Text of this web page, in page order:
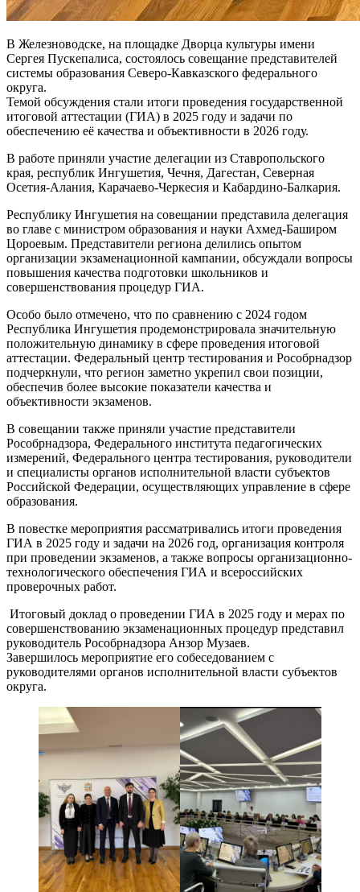
В Железноводске, на площадке Дворца культуры имени
Сергея Пускепалиса, состоялось совещание представителей
системы образования Северо-Кавказского федерального
округа.
Темой обсуждения стали итоги проведения государственной
итоговой аттестации (ГИА) в 2025 году и задачи по
обеспечению её качества и объективности в 2026 году.
В работе приняли участие делегации из Ставропольского
края, республик Ингушетия, Чечня, Дагестан, Северная
Осетия-Алания, Карачаево-Черкесия и Кабардино-Балкария.
Республику Ингушетия на совещании представила делегация
во главе с министром образования и науки Ахмед-Баширом
Цороевым. Представители региона делились опытом
организации экзаменационной кампании, обсуждали вопросы
повышения качества подготовки школьников и
совершенствования процедур ГИА.
Особо было отмечено, что по сравнению с 2024 годом
Республика Ингушетия продемонстрировала значительную
положительную динамику в сфере проведения итоговой
аттестации. Федеральный центр тестирования и Рособрнадзор
подчеркнули, что регион заметно укрепил свои позиции,
обеспечив более высокие показатели качества и
объективности экзаменов.
В совещании также приняли участие представители
Рособрнадзора, Федерального института педагогических
измерений, Федерального центра тестирования, руководители
и специалисты органов исполнительной власти субъектов
Российской Федерации, осуществляющих управление в сфере
образования.
В повестке мероприятия рассматривались итоги проведения
ГИА в 2025 году и задачи на 2026 год, организация контроля
при проведении экзаменов, а также вопросы организационно-
технологического обеспечения ГИА и всероссийских
проверочных работ.
Итоговый доклад о проведении ГИА в 2025 году и мерах по
совершенствованию экзаменационных процедур представил
руководитель Рособрнадзора Анзор Музаев.
Завершилось мероприятие его собеседованием с
руководителями органов исполнительной власти субъектов
округа.